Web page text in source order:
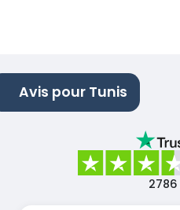
Avis pour Tunis
2786